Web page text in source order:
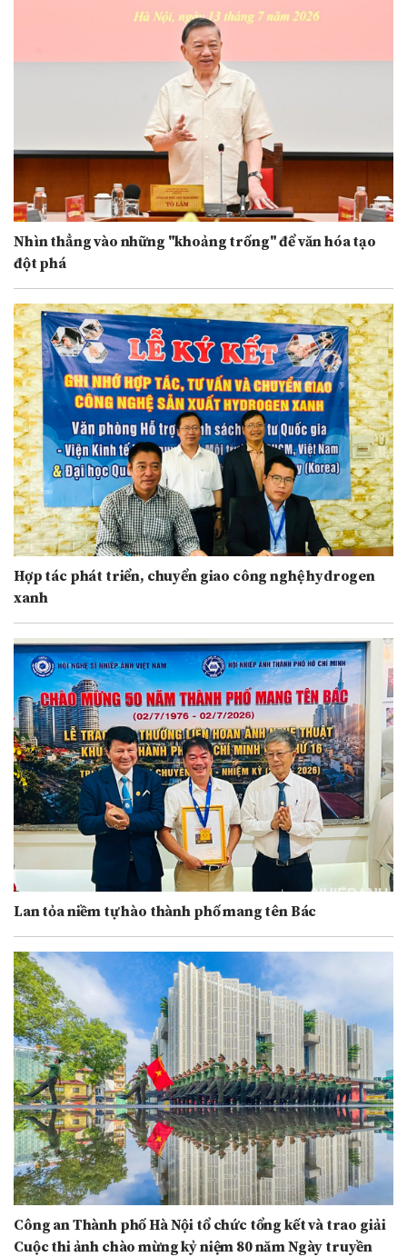
Nhìn thẳng vào những "khoảng trống" để văn hóa tạo
đột phá
Hợp tác phát triển, chuyển giao công nghệ hydrogen
xanh
Lan tỏa niềm tự hào thành phố mang tên Bác
Công an Thành phố Hà Nội tổ chức tổng kết và trao giải
Cuộc thi ảnh chào mừng kỷ niệm 80 năm Ngày truyền